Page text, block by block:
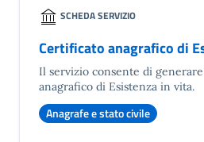
SCHEDA SERVIZIO
Certificato anagrafico di
Il servizio consente di
anagrafico di Esistenza in vita.
Anagrafe e stato civile